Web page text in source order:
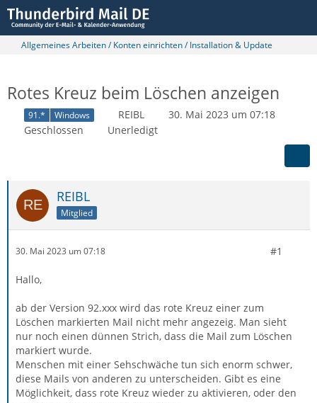
Allgemeines Arbeiten / Konten einrichten / Installation & Update
Rotes Kreuz beim Löschen anzeigen
91.* Windows REIBL
30. Mai 2023 um 07:18
Geschlossen
Unerledigt
REIBL
Mitglied
30. Mai 2023 um 07:18 #1
Hallo,
ab der Version 92.xxx wird das rote Kreuz einer zum
Löschen markierten Mail nicht mehr angezeig. Man sieht
nur noch einen dünnen Strich, dass die Mail zum Löschen
markiert wurde.
Menschen mit einer Sehschwäche tun sich enorm schwer,
diese Mails von anderen zu unterscheiden. Gibt es eine
Möglichkeit, dass rote Kreuz wieder zu aktivieren, oder den